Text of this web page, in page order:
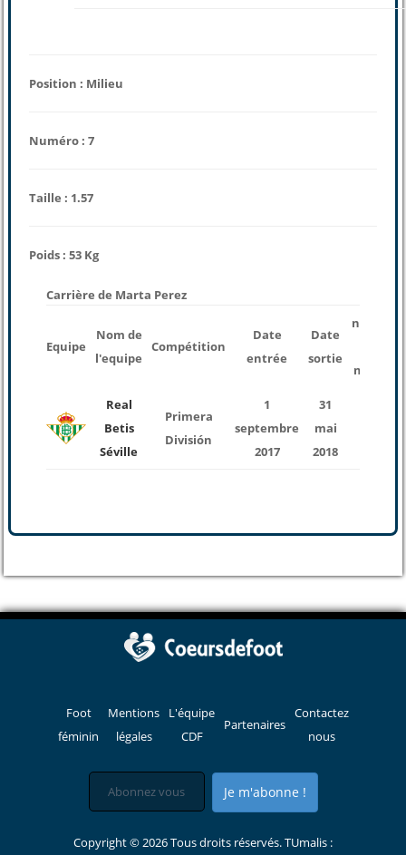
Position : Milieu
Numéro : 7
Taille : 1.57
Poids : 53 Kg
Carrière de Marta Perez
Equipe
Nom de
l'equipe
Compétition
Date
entrée
Date
sortie
nombre
matchs
Real
Betis
Séville
Primera
División
1
septembre
2017
31
mai
2018
Foot
féminin
Mentions
légales
L'équipe
CDF
Partenaires
Contactez
nous
Je m'abonne !
Copyright © 2026 Tous droits réservés. TUmalis :